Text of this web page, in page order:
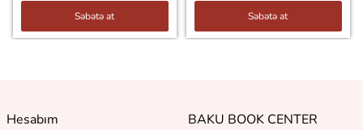
Səbətə at Səbətə at
Hesabım
BAKU BOOK CENTER